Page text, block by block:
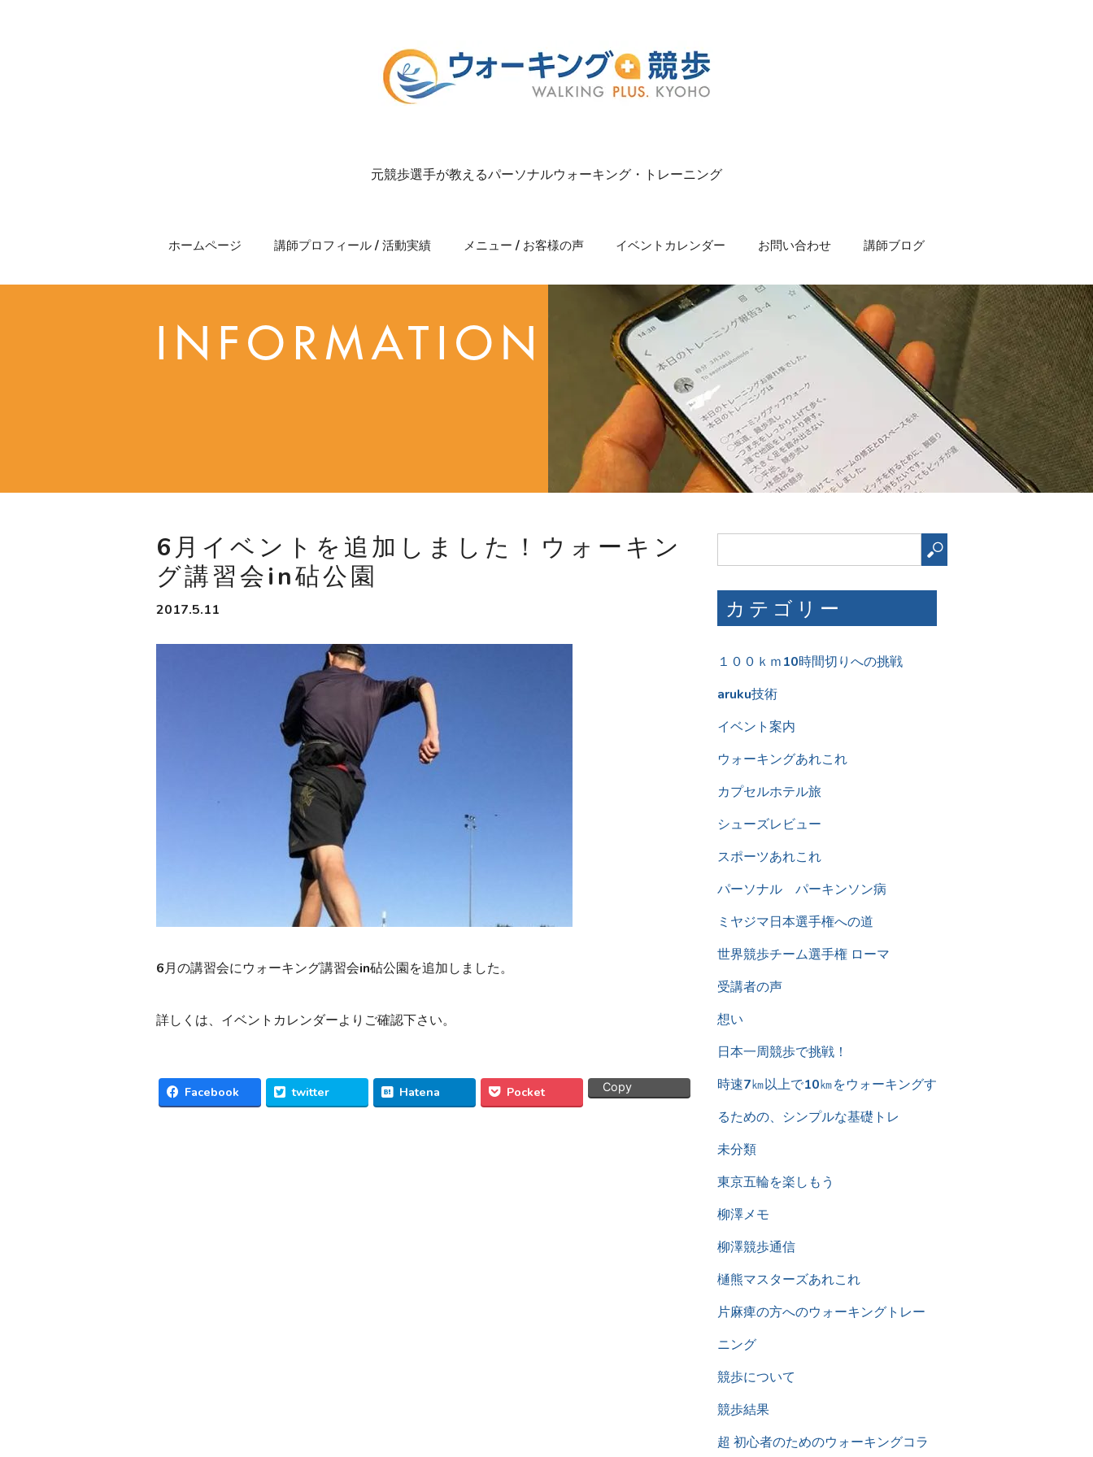
元競歩選手が教えるパーソナルウォーキング・トレーニング
ホームページ 講師プロフィール / 活動実績 メニュー / お客様の声 イベントカレンダー お問い合わせ 講師ブログ
INFORMATION
6月イベントを追加しました！ウォーキン
グ講習会in砧公園
2017.5.11
6月の講習会にウォーキング講習会in砧公園を追加しました。
詳しくは、イベントカレンダーよりご確認下さい。
Facebook twitter Hatena Pocket Copy
カテゴリー
１００ｋｍ10時間切りへの挑戦
aruku技術
イベント案内
ウォーキングあれこれ
カプセルホテル旅
シューズレビュー
スポーツあれこれ
パーソナル パーキンソン病
ミヤジマ日本選手権への道
世界競歩チーム選手権 ローマ
受講者の声
想い
日本一周競歩で挑戦！
時速7㎞以上で10㎞をウォーキングす
るための、シンプルな基礎トレ
未分類
東京五輪を楽しもう
柳澤メモ
柳澤競歩通信
樋熊マスターズあれこれ
片麻痺の方へのウォーキングトレー
ニング
競歩について
競歩結果
超 初心者のためのウォーキングコラ